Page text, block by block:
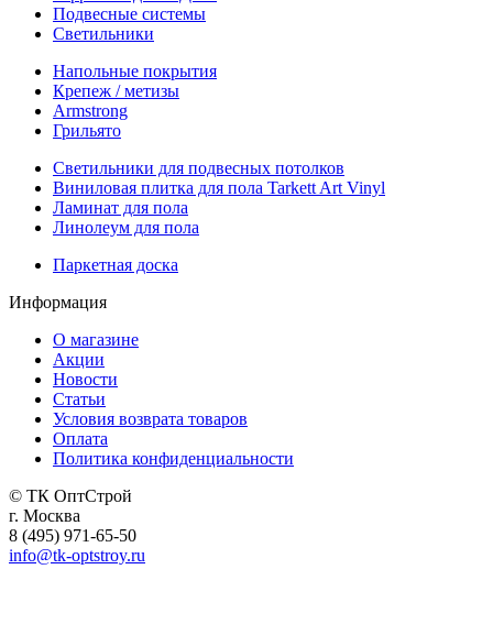
Подвесные системы
Светильники
Напольные покрытия
Крепеж / метизы
Armstrong
Грильято
Светильники для подвесных потолков
Виниловая плитка для пола Tarkett Art Vinyl
Ламинат для пола
Линолеум для пола
Паркетная доска
Информация
О магазине
Акции
Новости
Статьи
Условия возврата товаров
Оплата
Политика конфиденциальности
© ТК ОптСтрой
г. Москва
8 (495) 971-65-50
info@tk-optstroy.ru